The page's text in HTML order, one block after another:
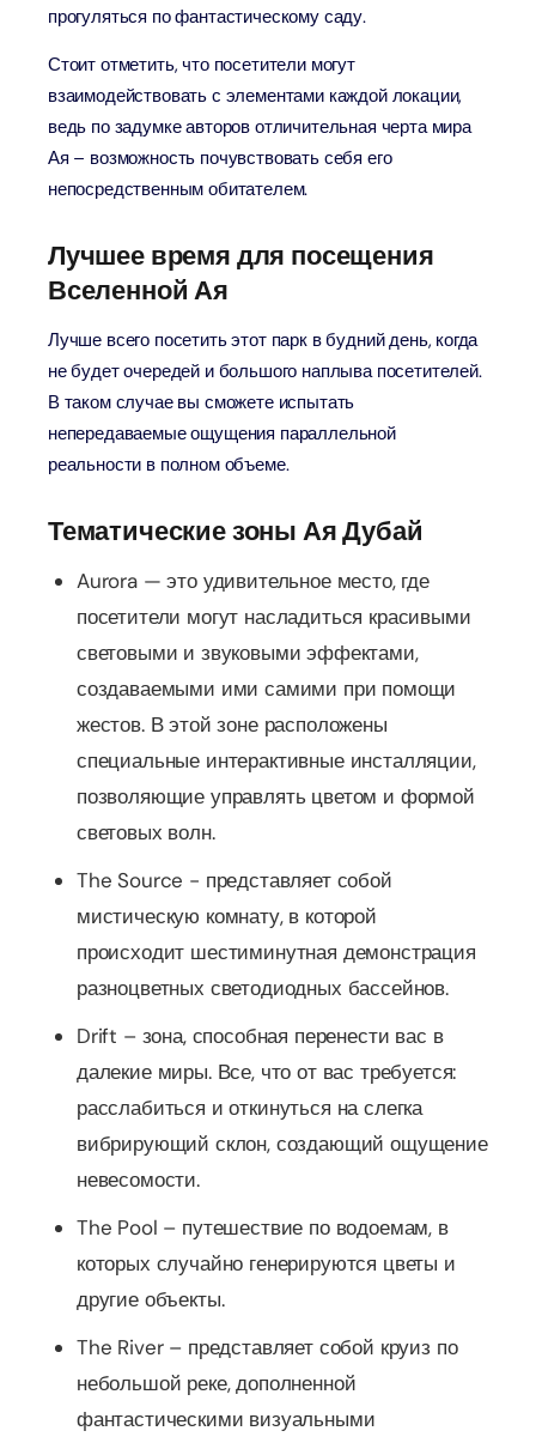
прогуляться по фантастическому саду.
Стоит отметить, что посетители могут
взаимодействовать с элементами каждой локации,
ведь по задумке авторов отличительная черта мира
Ая – возможность почувствовать себя его
непосредственным обитателем.
Лучшее время для посещения
Вселенной Ая
Лучше всего посетить этот парк в будний день, когда
не будет очередей и большого наплыва посетителей.
В таком случае вы сможете испытать
непередаваемые ощущения параллельной
реальности в полном объеме.
Тематические зоны Ая Дубай
Aurora — это удивительное место, где
посетители могут насладиться красивыми
световыми и звуковыми эффектами,
создаваемыми ими самими при помощи
жестов. В этой зоне расположены
специальные интерактивные инсталляции,
позволяющие управлять цветом и формой
световых волн.
The Source - представляет собой
мистическую комнату, в которой
происходит шестиминутная демонстрация
разноцветных светодиодных бассейнов.
Drift – зона, способная перенести вас в
далекие миры. Все, что от вас требуется:
расслабиться и откинуться на слегка
вибрирующий склон, создающий ощущение
невесомости.
The Pool – путешествие по водоемам, в
которых случайно генерируются цветы и
другие объекты.
The River – представляет собой круиз по
небольшой реке, дополненной
фантастическими визуальными